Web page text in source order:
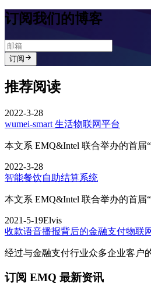
订阅我们的博客
订阅
推荐阅读
2022-3-28
wumei-smart 生活物联网平台
本文系 EMQ&Intel 联合举办的首届
2022-3-28
智能餐饮自助结算系统
本文系 EMQ&Intel 联合举办的首届
2021-5-19Elvis
收款语音播报背后的金融支付物联
经过与金融支付行业众多企业客户
订阅 EMQ 最新资讯